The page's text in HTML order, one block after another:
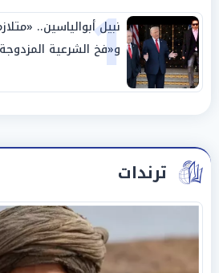
1
نبيل أبوالياسين..
و«فخ الشرعية
وحليفه في «ميتم
ترندات